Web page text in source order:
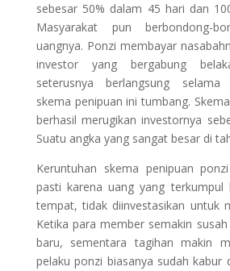
sebesar 50% dalam 45 hari dan
Masyarakat pun berbondong-
uangnya. Ponzi membayar
investor yang bergabung
seterusnya berlangsung
skema penipuan ini tumbang.
berhasil merugikan investornya
Suatu angka yang sangat besar di
Keruntuhan skema penipuan
pasti karena uang yang terkumpul
tempat, tidak diinvestasikan untuk
Ketika para member semakin
baru, sementara tagihan makin
pelaku ponzi biasanya sudah kabur